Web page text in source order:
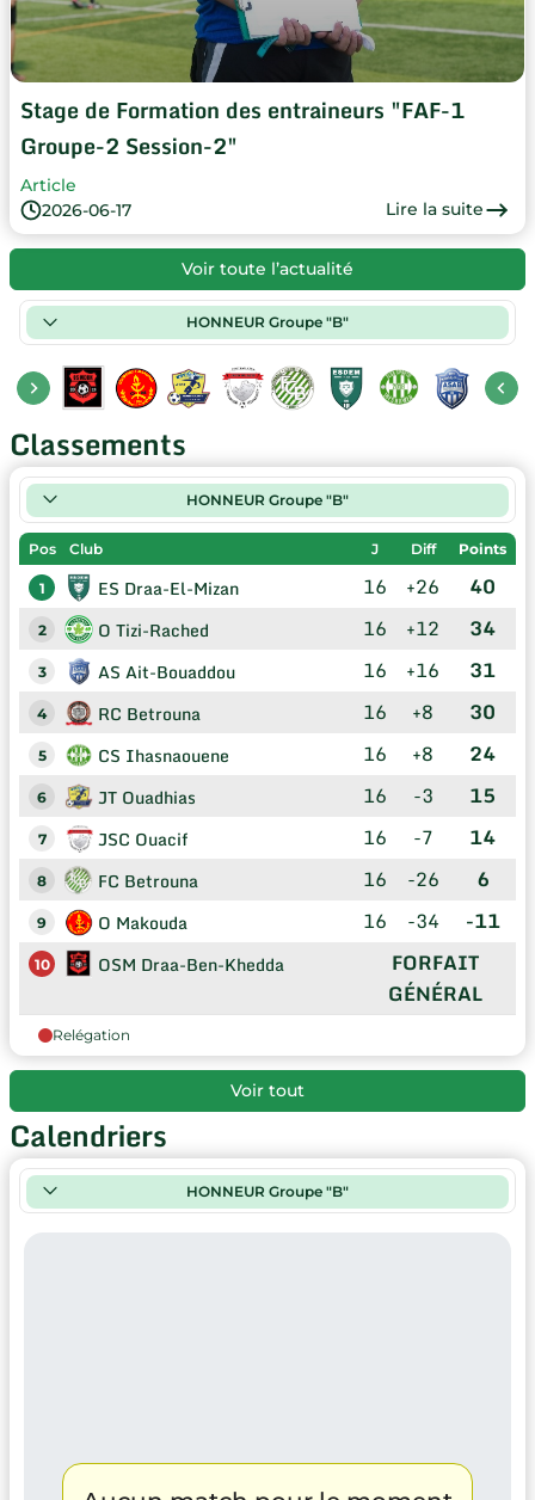
Stage de Formation des entraineurs "FAF-1
Groupe-2 Session-2"
2026-06-17
Article
Lire la suite
Voir toute l’actualité
HONNEUR Groupe "B"
Classements
HONNEUR Groupe "B"
Pos Club J Diff Points
1 ES Draa-El-Mizan 16 +26 40
2 O Tizi-Rached 16 +12 34
3 AS Ait-Bouaddou 16 +16 31
4 RC Betrouna 16 +8 30
5 CS Ihasnaouene 16 +8 24
6 JT Ouadhias 16 -3 15
7 JSC Ouacif 16 -7 14
8 FC Betrouna 16 -26 6
9 O Makouda 16 -34 -11
10 OSM Draa-Ben-Khedda
FORFAIT
GÉNÉRAL
Relégation
Voir tout
Calendriers
HONNEUR Groupe "B"